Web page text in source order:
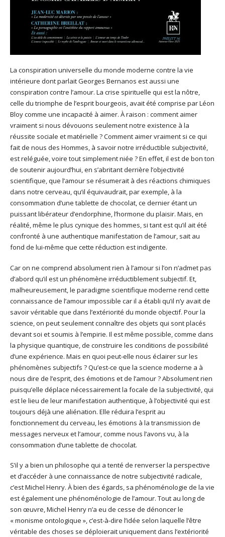
La conspiration universelle du monde moderne contre la vie
intérieure dont parlait Georges Bernanos est aussi une
conspiration contre l’amour. La crise spirituelle qui est la nôtre,
celle du triomphe de l’esprit bourgeois, avait été comprise par Léon
Bloy comme une incapacité à aimer. À raison : comment aimer
vraiment si nous dévouons seulement notre existence à la
réussite sociale et matérielle ? Comment aimer vraiment si ce qui
fait de nous des Hommes, à savoir notre irréductible subjectivité,
est reléguée, voire tout simplement niée ? En effet, il est de bon ton
de soutenir aujourd’hui, en s’abritant derrière l’objectivité
scientifique, que l’amour se résumerait à des réactions chimiques
dans notre cerveau, qu’il équivaudrait, par exemple, à la
consommation d’une tablette de chocolat, ce dernier étant un
puissant libérateur d’endorphine, l’hormone du plaisir. Mais, en
réalité, même le plus cynique des hommes, si tant est qu’il ait été
confronté à une authentique manifestation de l’amour, sait au
fond de lui-même que cette réduction est indigente.
Car on ne comprend absolument rien à l’amour si l’on n’admet pas
d’abord qu’il est un phénomène irréductiblement subjectif. Et,
malheureusement, le paradigme scientifique moderne rend cette
connaissance de l’amour impossible car il a établi qu’il n’y avait de
savoir véritable que dans l’extériorité du monde objectif. Pour la
science, on peut seulement connaître des objets qui sont placés
devant soi et soumis à l’empirie. Il est même possible, comme dans
la physique quantique, de construire les conditions de possibilité
d’une expérience. Mais en quoi peut-elle nous éclairer sur les
phénomènes subjectifs ? Qu’est-ce que la science moderne a à
nous dire de l’esprit, des émotions et de l’amour ? Absolument rien
puisqu’elle déplace nécessairement la focale de la subjectivité, qui
est le lieu de leur manifestation authentique, à l’objectivité qui est
toujours déjà une aliénation. Elle réduira l’esprit au
fonctionnement du cerveau, les émotions à la transmission de
messages nerveux et l’amour, comme nous l’avons vu, à la
consommation d’une tablette de chocolat.
S’il y a bien un philosophe qui a tenté de renverser la perspective
et d’accéder à une connaissance de notre subjectivité radicale,
c’est Michel Henry. À bien des égards, sa phénoménologie de la vie
est également une phénoménologie de l’amour. Tout au long de
son œuvre, Michel Henry n’a eu de cesse de dénoncer le
« monisme ontologique », c’est-à-dire l’idée selon laquelle l’être
véritable des choses se déploierait uniquement dans l’extériorité